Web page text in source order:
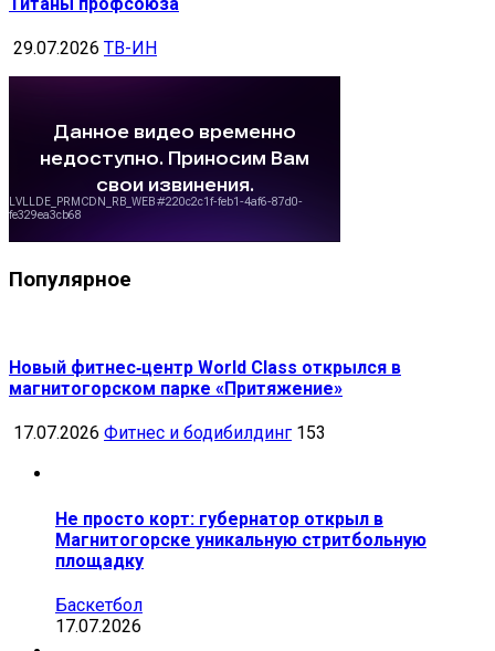
29.07.2026 ТВ-ИН
Популярное
Новый фитнес‑центр World Class открылся в
магнитогорском парке «Притяжение»
17.07.2026 Фитнес и бодибилдинг 153
Не просто корт: губернатор открыл в
Магнитогорске уникальную стритбольную
площадку
Баскетбол
17.07.2026